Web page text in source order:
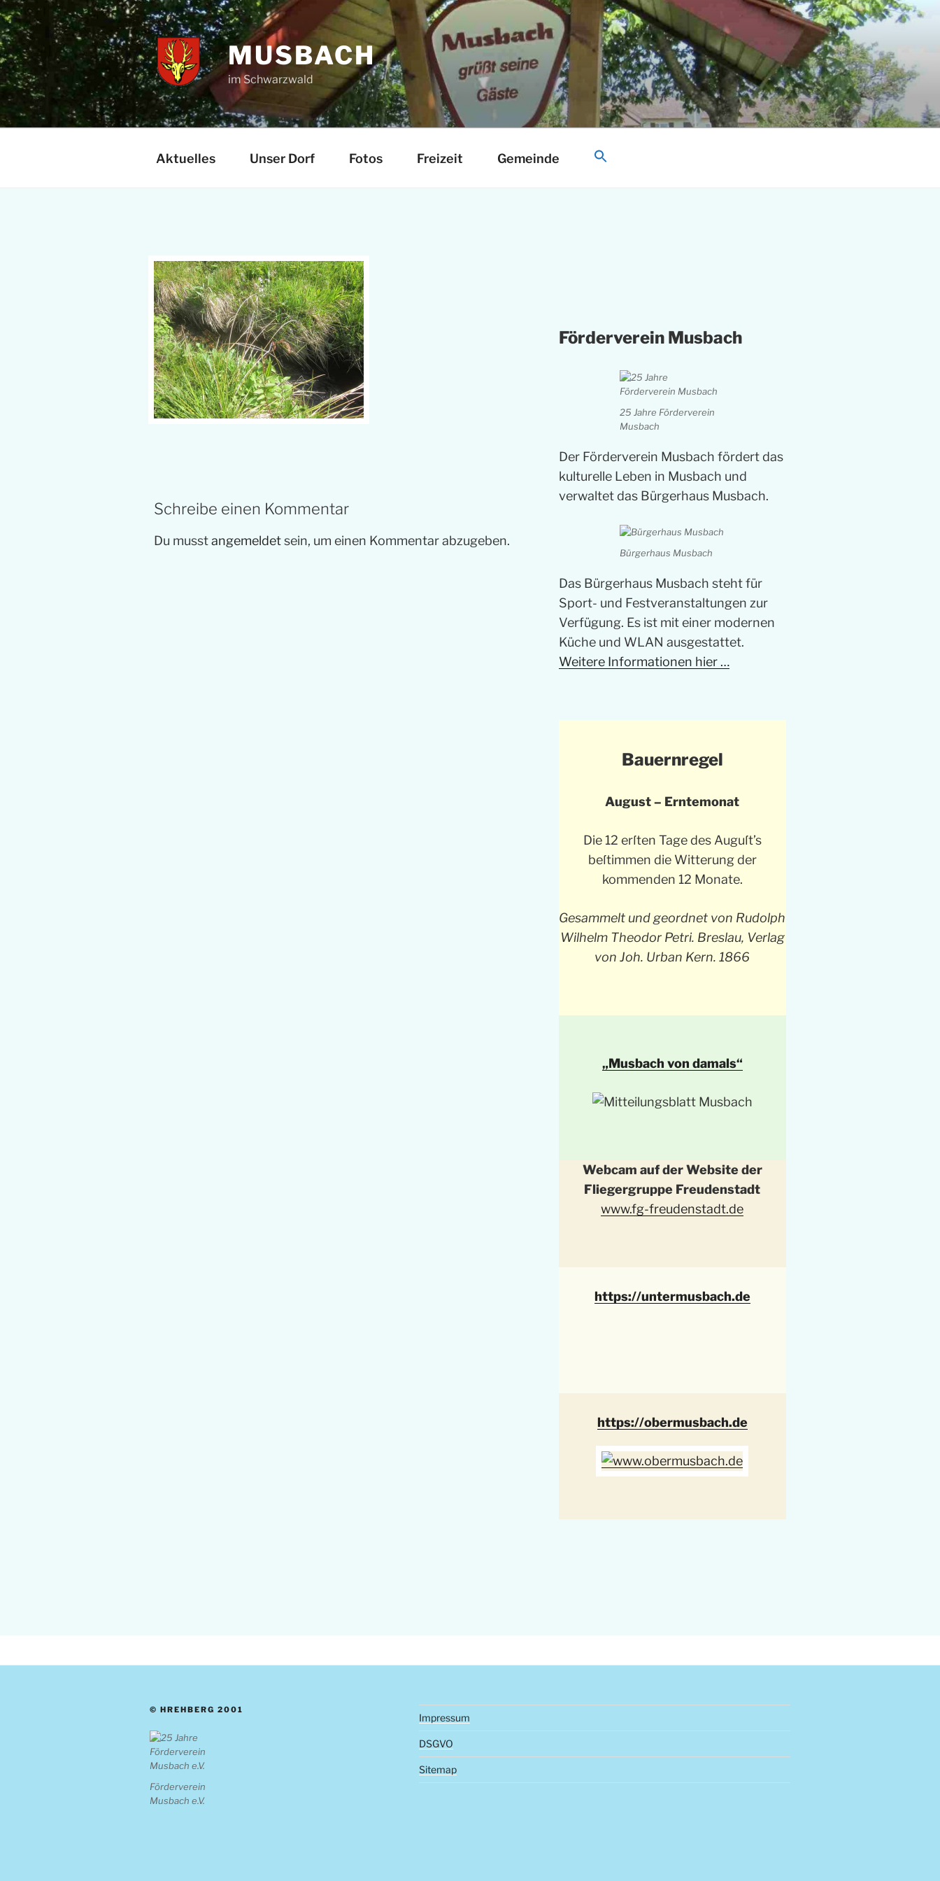
Zum
Inhalt
springen
MUSBACH
im Schwarzwald
Aktuelles Unser Dorf Fotos Freizeit Gemeinde
Schreibe einen Kommentar
Du musstangemeldetsein, um einen Kommentar abzugeben.
Förderverein Musbach
25 Jahre Förderverein
Musbach
Der Förderverein Musbach fördert das
kulturelle Leben in Musbach und
verwaltet das Bürgerhaus Musbach.
Bürgerhaus Musbach
Das Bürgerhaus Musbach steht für
Sport- und Festveranstaltungen zur
Verfügung. Es ist mit einer modernen
Küche und WLAN ausgestattet.
Weitere Informationen hier …
Bauernregel
August – Erntemonat
Die 12 erſten Tage des Auguſt’s
beſtimmen die Witterung der
kommenden 12 Monate.
Gesammelt und geordnet von Rudolph
Wilhelm Theodor Petri. Breslau, Verlag
von Joh. Urban Kern. 1866
„Musbach von damals“
Webcam auf der Website der
Fliegergruppe Freudenstadt
www.fg-freudenstadt.de
https://untermusbach.de
https://obermusbach.de
© HREHBERG 2001
Förderverein
Musbach e.V.
Impressum
DSGVO
Sitemap